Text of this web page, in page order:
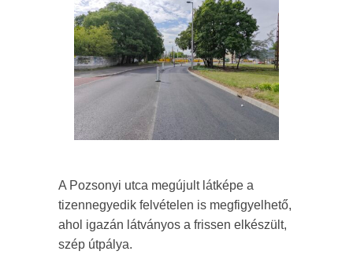
A Pozsonyi utca megújult látképe a
tizennegyedik felvételen is megfigyelhető,
ahol igazán látványos a frissen elkészült,
szép útpálya.